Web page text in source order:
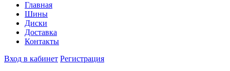
Главная
Шины
Диски
Доставка
Контакты
Вход в кабинет Регистрация